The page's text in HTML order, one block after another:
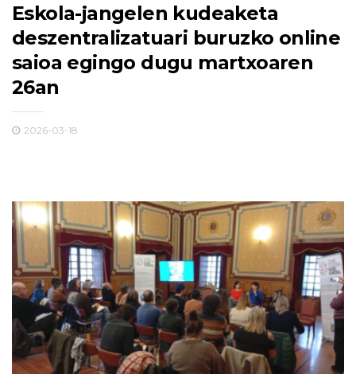
Eskola-jangelen kudeaketa
deszentralizatuari buruzko online
saioa egingo dugu martxoaren
26an
2026-03-18